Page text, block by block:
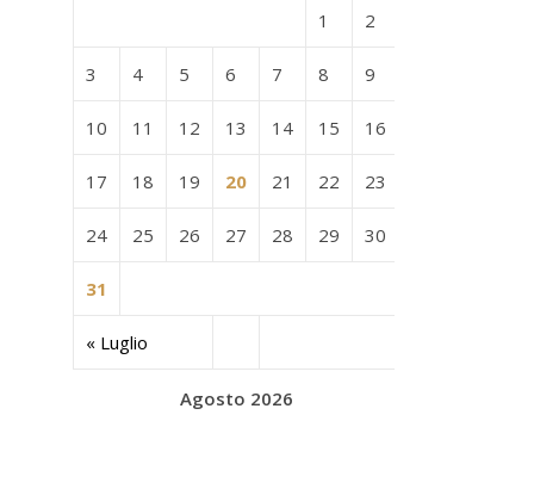
Agosto 2026
« Luglio
1 2
3 4 5 6 7 8 9
10 11 12 13 14 15 16
17 18 19 20 21 22 23
24 25 26 27 28 29 30
31